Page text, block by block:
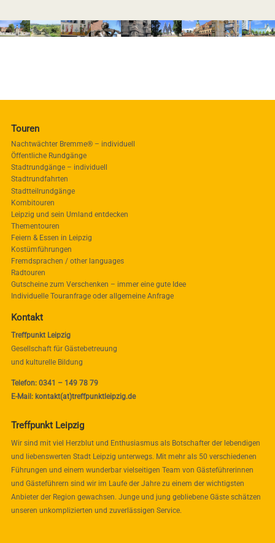
Touren
Nachtwächter Bremme® – individuell
Öffentliche Rundgänge
Stadtrundgänge – individuell
Stadtrundfahrten
Stadtteilrundgänge
Kombitouren
Leipzig und sein Umland entdecken
Thementouren
Feiern & Essen in Leipzig
Kostümführungen
Fremdsprachen / other languages
Radtouren
Gutscheine zum Verschenken – immer eine gute Idee
Individuelle Touranfrage oder allgemeine Anfrage
Kontakt
Treffpunkt Leipzig
Gesellschaft für Gästebetreuung
und kulturelle Bildung
Telefon: 0341 – 149 78 79
E-Mail: kontakt(at)treffpunktleipzig.de
Treffpunkt Leipzig
Wir sind mit viel Herzblut und Enthusiasmus als Botschafter der lebendigen
und liebenswerten Stadt Leipzig unterwegs. Mit mehr als 50 verschiedenen
Führungen und einem wunderbar vielseitigen Team von Gästeführerinnen
und Gästeführern sind wir im Laufe der Jahre zu einem der wichtigsten
Anbieter der Region gewachsen. Junge und jung gebliebene Gäste schätzen
unseren unkomplizierten und zuverlässigen Service.